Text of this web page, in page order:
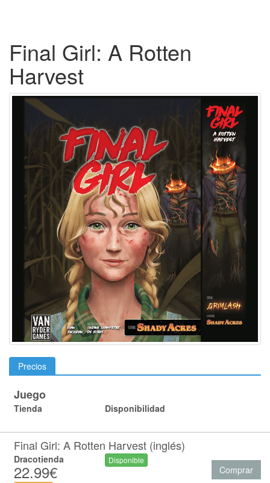
Final Girl: A Rotten
Harvest
Precios
Juego
Tienda Disponibilidad
Final Girl: A Rotten Harvest (inglés)
Dracotienda
22.99€
Disponible
Comprar